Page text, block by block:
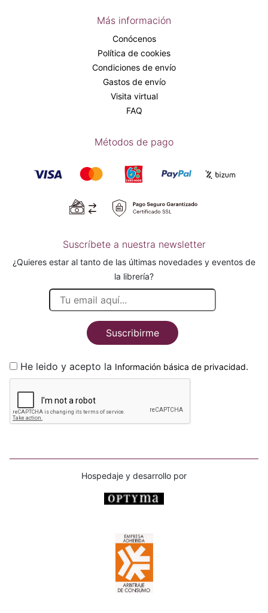
Más información
Conócenos
Política de cookies
Condiciones de envío
Gastos de envío
Visita virtual
FAQ
Métodos de pago
Suscríbete a nuestra newsletter
¿Quieres estar al tanto de las últimas novedades y eventos de
la librería?
Suscribirme
He leido y acepto la Información básica de privacidad.
Hospedaje y desarrollo por